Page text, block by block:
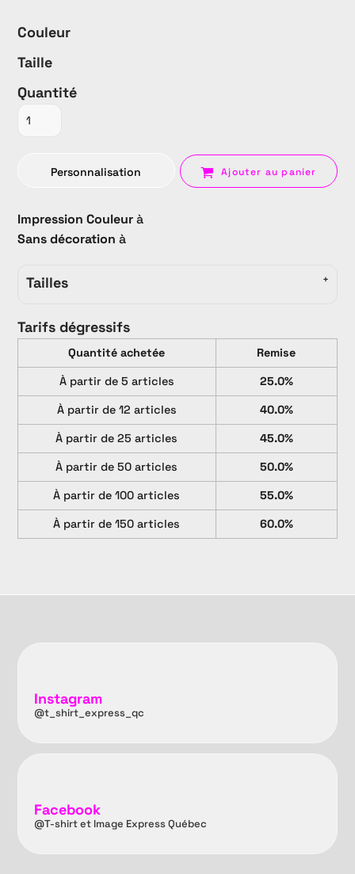
Couleur
Taille
Quantité
Personnalisation Ajouter au panier
Impression Couleurà
Sans décoration à
Tailles
Tarifs dégressifs
Quantité achetée
Remise
À partir de 5 articles
25.0%
À partir de 12 articles
40.0%
À partir de 25 articles
45.0%
À partir de 50 articles
50.0%
À partir de 100 articles
55.0%
À partir de 150 articles
60.0%
Instagram
@t_shirt_express_qc
Facebook
@T-shirt et Image Express Québec